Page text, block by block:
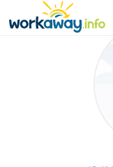
CONTENT
MAIN NAVIGATION